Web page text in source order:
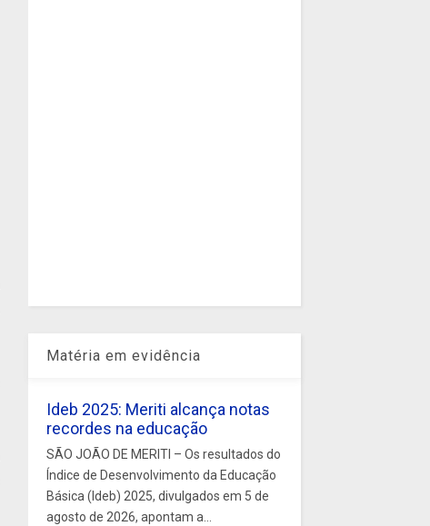
Matéria em evidência
Ideb 2025: Meriti alcança notas
recordes na educação
SÃO JOÃO DE MERITI – Os resultados do
Índice de Desenvolvimento da Educação
Básica (Ideb) 2025, divulgados em 5 de
agosto de 2026, apontam a...